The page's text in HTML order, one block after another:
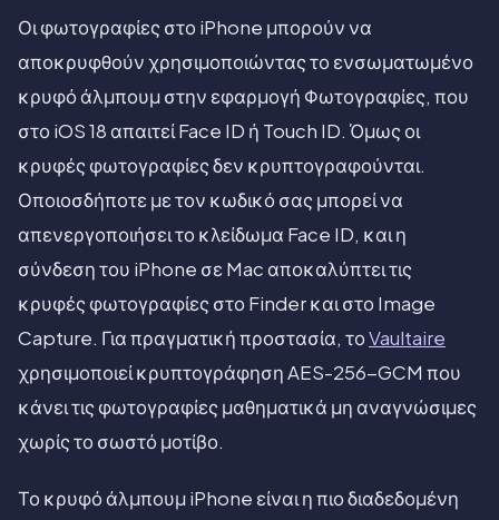
Οι φωτογραφίες στο iPhone μπορούν να
αποκρυφθούν χρησιμοποιώντας το ενσωματωμένο
κρυφό άλμπουμ στην εφαρμογή Φωτογραφίες, που
στο iOS 18 απαιτεί Face ID ή Touch ID. Όμως οι
κρυφές φωτογραφίες δεν κρυπτογραφούνται.
Οποιοσδήποτε με τον κωδικό σας μπορεί να
απενεργοποιήσει το κλείδωμα Face ID, και η
σύνδεση του iPhone σε Mac αποκαλύπτει τις
κρυφές φωτογραφίες στο Finder και στο Image
Capture. Για πραγματική προστασία, τοVaultaire
χρησιμοποιεί κρυπτογράφηση AES-256-GCM που
κάνει τις φωτογραφίες μαθηματικά μη αναγνώσιμες
χωρίς το σωστό μοτίβο.
Το κρυφό άλμπουμ iPhone είναι η πιο διαδεδομένη